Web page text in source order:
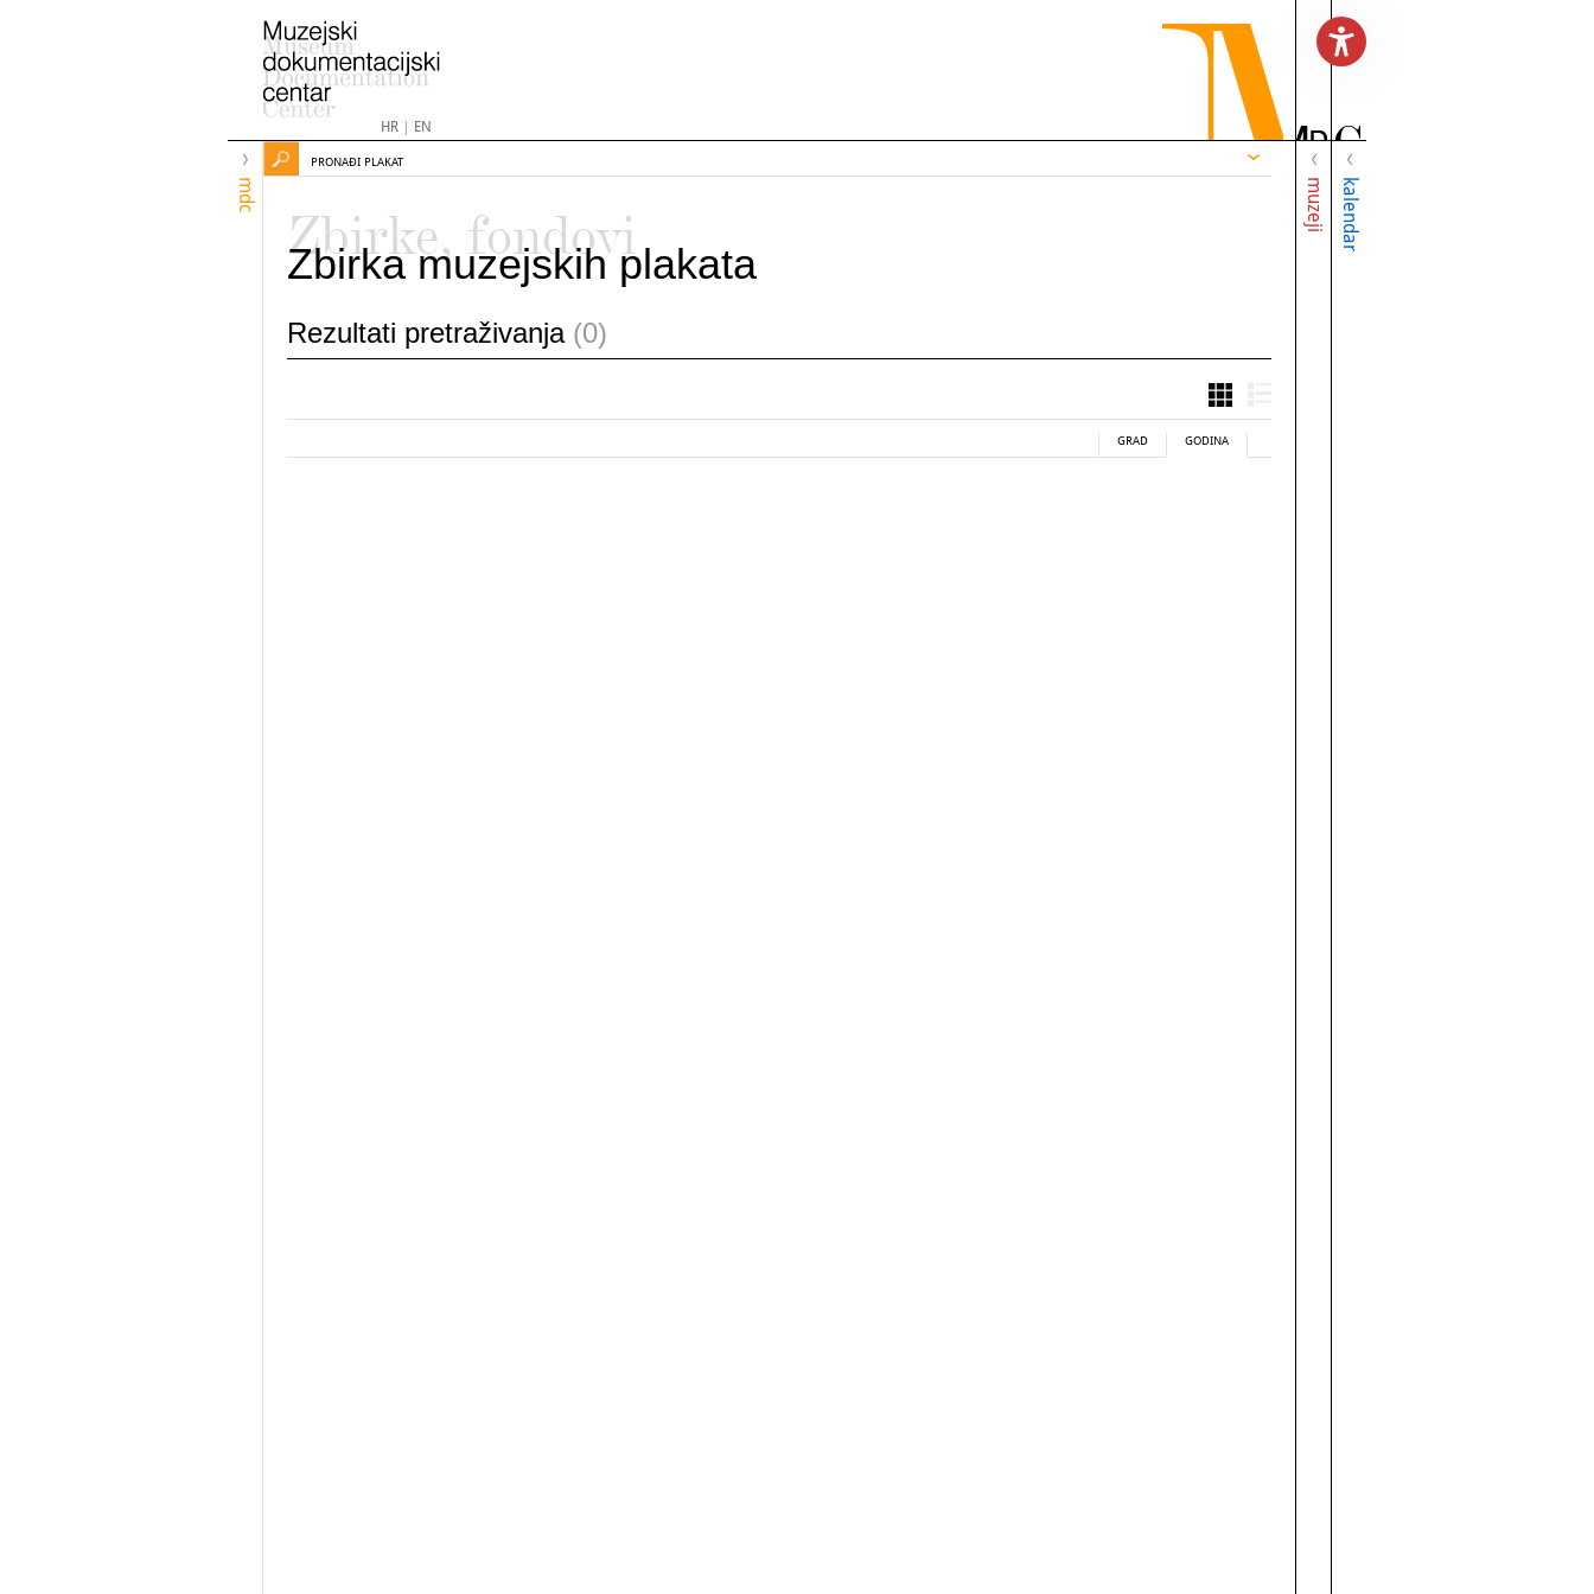
HR| EN
mdc muzeji kalendar
PRONAĐI PLAKAT
Zbirke, fondovi
Zbirka muzejskih plakata
Rezultati pretraživanja (0)
GRAD GODINA